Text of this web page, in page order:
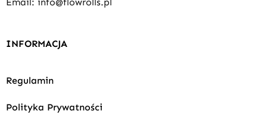
Email: info@flowrolls.pl
INFORMACJA
Regulamin
Polityka Prywatności